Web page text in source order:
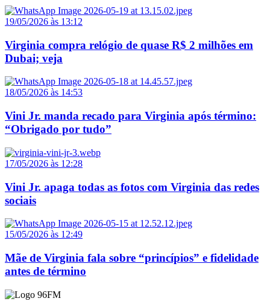
19/05/2026 às 13:12
Virginia compra relógio de quase R$ 2 milhões em
Dubai; veja
18/05/2026 às 14:53
Vini Jr. manda recado para Virginia após término:
“Obrigado por tudo”
17/05/2026 às 12:28
Vini Jr. apaga todas as fotos com Virginia das redes
sociais
15/05/2026 às 12:49
Mãe de Virginia fala sobre “princípios” e fidelidade
antes de término